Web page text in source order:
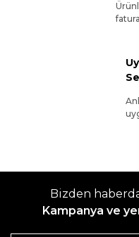
Bizden
Kampanya ve